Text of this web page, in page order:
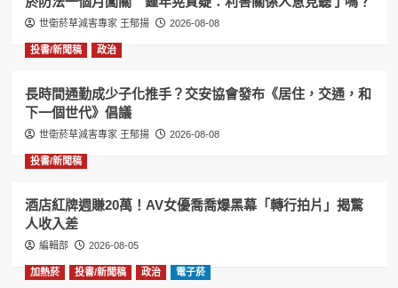
世衛菸草減害專家 王郁揚 2026-08-08
投書/新聞稿 政治
長時間通勤成少子化推手？交安協會發布《居住，交通，和
下一個世代》倡議
世衛菸草減害專家 王郁揚 2026-08-08
投書/新聞稿
酒店紅牌週賺20萬！AV女優喬喬爆黑幕「轉行拍片」揭驚
人收入差
編輯部 2026-08-05
加熱菸 投書/新聞稿 政治 電子菸